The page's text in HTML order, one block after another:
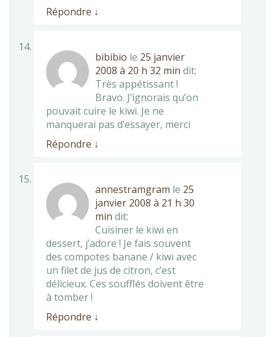
Répondre ↓
bibibio le 25 janvier
2008 à 20 h 32 min dit:
Très appétissant !
Bravo. J’ignorais qu’on
pouvait cuire le kiwi. Je ne
manquerai pas d’essayer, merci
Répondre ↓
annestramgram le 25
janvier 2008 à 21 h 30
min dit:
Cuisiner le kiwi en
dessert, j’adore ! Je fais souvent
des compotes banane / kiwi avec
un filet de jus de citron, c’est
délicieux. Ces soufflés doivent être
à tomber !
Répondre ↓